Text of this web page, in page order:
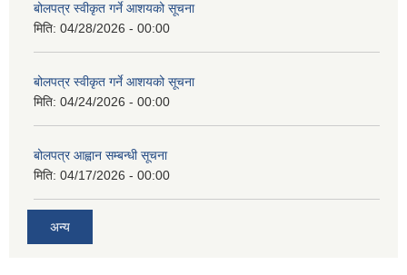
बोलपत्र स्वीकृत गर्ने आशयको सूचना
मिति: 04/28/2026 - 00:00
बोलपत्र स्वीकृत गर्ने आशयको सूचना
मिति: 04/24/2026 - 00:00
बोलपत्र आह्वान सम्बन्धी सूचना
मिति: 04/17/2026 - 00:00
अन्य